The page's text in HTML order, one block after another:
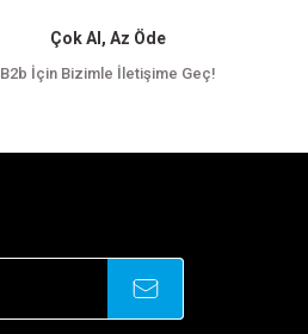
Çok Al, Az Öde
B2b İçin Bizimle İletişime Geç!